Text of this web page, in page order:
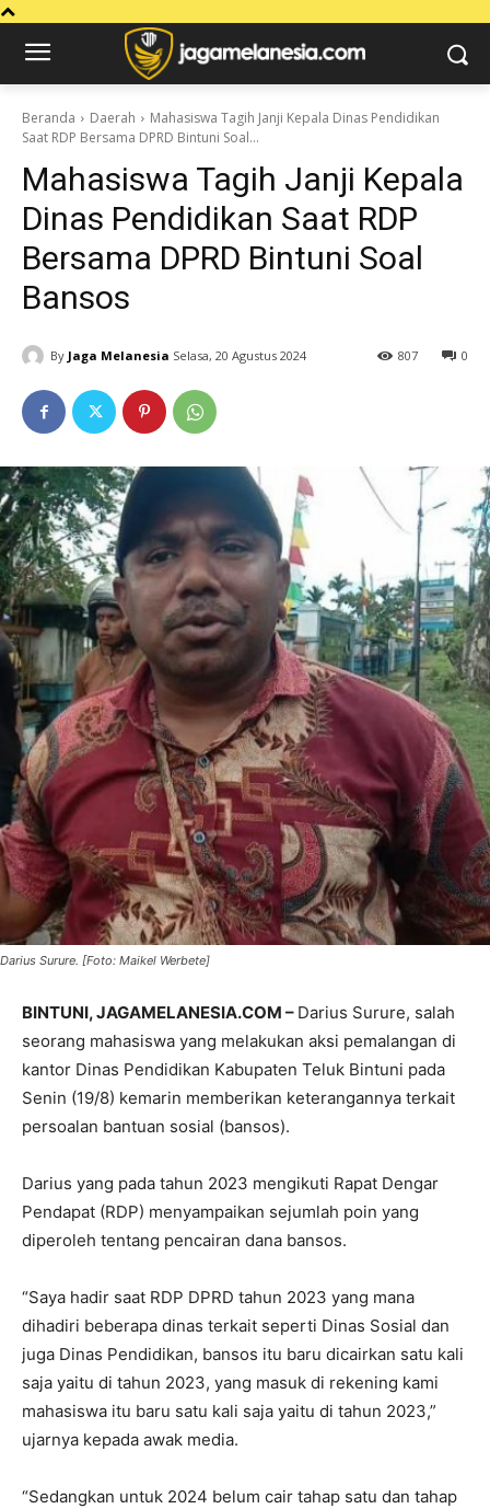
Beranda Daerah
Mahasiswa Tagih Janji Kepala Dinas Pendidikan
Saat RDP Bersama DPRD Bintuni Soal...
Mahasiswa Tagih Janji Kepala
Dinas Pendidikan Saat RDP
Bersama DPRD Bintuni Soal
Bansos
By Jaga Melanesia Selasa, 20 Agustus 2024 0
807
Darius Surure. [Foto: Maikel Werbete]
BINTUNI, JAGAMELANESIA.COM – Darius Surure, salah
seorang mahasiswa yang melakukan aksi pemalangan di
kantor Dinas Pendidikan Kabupaten Teluk Bintuni pada
Senin (19/8) kemarin memberikan keterangannya terkait
persoalan bantuan sosial (bansos).
Darius yang pada tahun 2023 mengikuti Rapat Dengar
Pendapat (RDP) menyampaikan sejumlah poin yang
diperoleh tentang pencairan dana bansos.
“Saya hadir saat RDP DPRD tahun 2023 yang mana
dihadiri beberapa dinas terkait seperti Dinas Sosial dan
juga Dinas Pendidikan, bansos itu baru dicairkan satu kali
saja yaitu di tahun 2023, yang masuk di rekening kami
mahasiswa itu baru satu kali saja yaitu di tahun 2023,”
ujarnya kepada awak media.
“Sedangkan untuk 2024 belum cair tahap satu dan tahap